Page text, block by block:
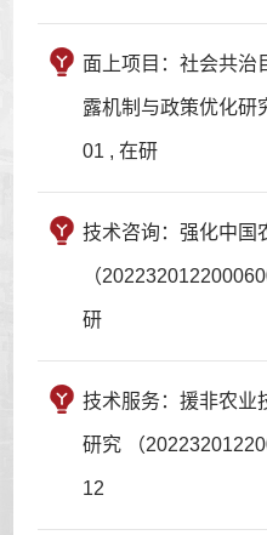
面上项目：社会共治
露机制与政策优化研
01 , 在研
技术咨询：强化中国
（
研
技术服务：援非农业
研究 （
12